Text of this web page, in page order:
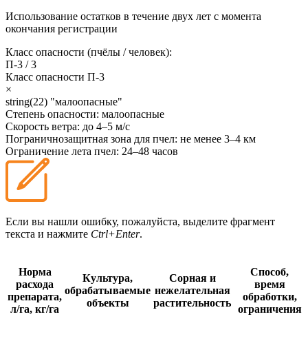
Использование остатков в течение двух лет с момента
окончания регистрации
Класс опасности (пчёлы / человек):
П-3 /3
Класс опасности П-3
×
string(22) "малоопасные"
Степень опасности: малоопасные
Скорость ветра: до 4–5 м/с
Пограничнозащитная зона для пчел: не менее 3–4 км
Ограничение лета пчел: 24–48 часов
Если вы нашли ошибку, пожалуйста, выделите фрагмент
текста и нажмите Ctrl+Enter.
Норма
расхода
препарата,
л/га, кг/га
Культура,
обрабатываемые
объекты
Сорная и
нежелательная
растительность
Способ,
время
обработки,
ограничения